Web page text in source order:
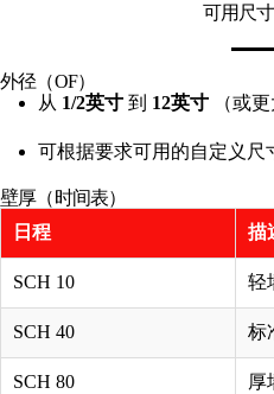
可用尺
外径（OF）
从 1/2英寸 到 12英寸 （或更
可根据要求可用的自定义尺
壁厚（时间表）
日程
描
SCH 10 轻
SCH 40 标
SCH 80 厚